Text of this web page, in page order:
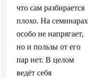
что сам разбирается
плохо. На семинарах
особо не напрягает,
но и пользы от его
пар нет. В целом
ведёт себя